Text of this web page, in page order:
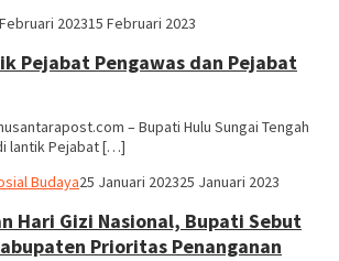
202315 Februari 2023
Pejabat Pengawas dan Pejabat
– Bupati Hulu Sungai Tengah
lantik Pejabat […]
BudayaHariadi
25 Januari 202325 Januari 2023
Hari Gizi Nasional, Bupati Sebut
Prioritas Penanganan